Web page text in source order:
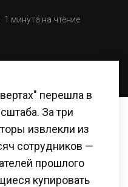
1 минута на чтение
перешла в
За три
извлекли из
сотрудников —
прошлого
купировать